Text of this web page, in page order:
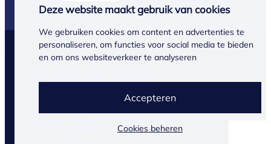
Deze website maakt gebruik van cookies
We gebruiken cookies om content en advertenties te
personaliseren, om functies voor social media te bieden
en om ons websiteverkeer te analyseren
Accepteren
Cookies beheren
© Marks Wachters 2026